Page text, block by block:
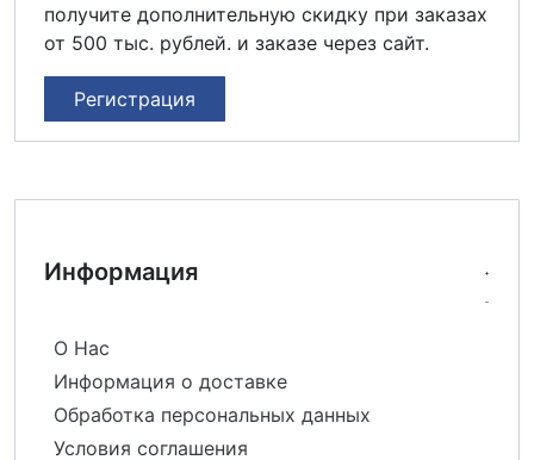
получите дополнительную скидку при заказах
от 500 тыс. рублей. и заказе через сайт.
Регистрация
Информация
О Нас
Информация о доставке
Обработка персональных данных
Условия соглашения